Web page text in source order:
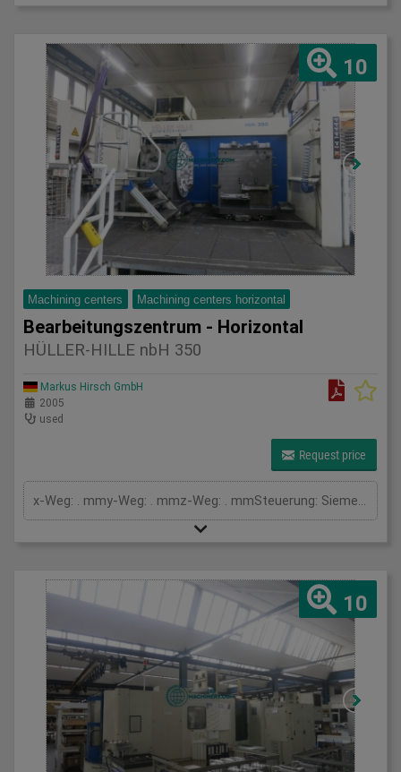
10
Machining centers Machining centers horizontal
Bearbeitungszentrum - Horizontal
HÜLLER-HILLE nbH 350
Markus Hirsch GmbH
2005
used
Request price
x-Weg: . mmy-Weg: . mmz-Weg: . mmSteuerung: SiemensTyp: 840 DPalettengröße: mmDrehtisch: °Drehzahl: U/minTischbelastung: kgSpindelaufnahme ISO: 50Werkzeugwechsler: Pos.Vorschub: mm/minKühlung durch die Spindel: barGesamtleistungsbedarf: kWMaschinengewicht ca.: tRaumbedarf ca.: m
10